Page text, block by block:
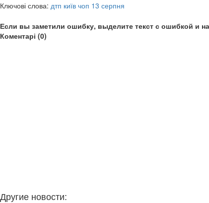
Ключові слова: дтп київ чоп 13 серпня
Если вы заметили ошибку, выделите текст с ошибкой и
Коментарі (0)
Другие новости: